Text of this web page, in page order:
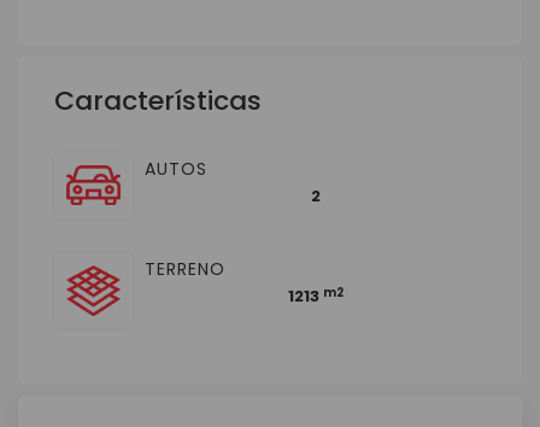
Características
AUTOS
2
TERRENO
1213 m2